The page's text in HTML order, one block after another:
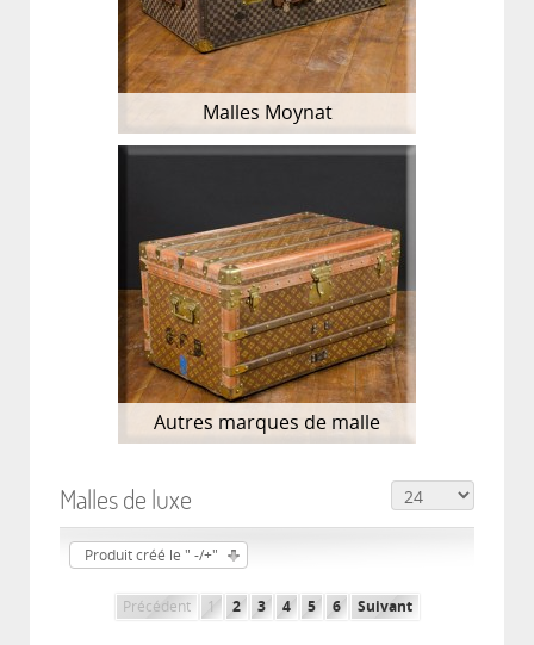
Malles Moynat
Autres marques de malle
Malles de luxe
Produit créé le " -/+"
Précédent 1 2 3 4 5 6 Suivant